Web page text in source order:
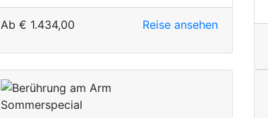
Ab € 1.434,00 Reise ansehen
Sommerspecial